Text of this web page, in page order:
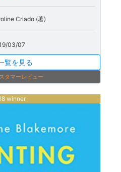
Criado (著)
03/07
覧を見る
タマーレビュー
winner